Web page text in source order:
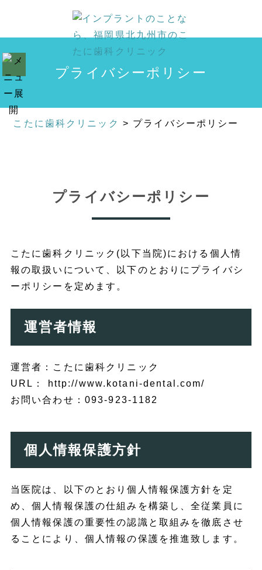
プライバシーポリシー
こたに歯科クリニック > プライバシーポリシー
プライバシーポリシー
こたに歯科クリニック(以下当院)における個人情
報の取扱いについて、以下のとおりにプライバシ
ーポリシーを定めます。
運営者情報
運営者：こたに歯科クリニック
URL： http://www.kotani-dental.com/
お問い合わせ：093-923-1182
個人情報保護方針
当医院は、以下のとおり個人情報保護方針を定
め、個人情報保護の仕組みを構築し、全従業員に
個人情報保護の重要性の認識と取組みを徹底させ
ることにより、個人情報の保護を推進致します。